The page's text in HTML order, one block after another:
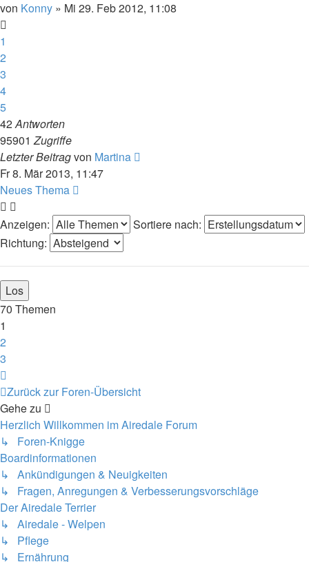
von Konny » Mi 29. Feb 2012, 11:08
1
2
3
4
5
42Antworten
95901Zugriffe
Letzter Beitragvon Martina
Fr 8. Mär 2013, 11:47
Neues Thema
Anzeigen:
Sortiere nach:
Richtung:
70 Themen
1
2
3
Zurück zur Foren-Übersicht
Gehe zu
Herzlich Willkommen im Airedale Forum
↳ Foren-Knigge
Boardinformationen
↳ Ankündigungen & Neuigkeiten
↳ Fragen, Anregungen & Verbesserungsvorschläge
Der Airedale Terrier
↳ Airedale - Welpen
↳ Pflege
↳ Ernährung